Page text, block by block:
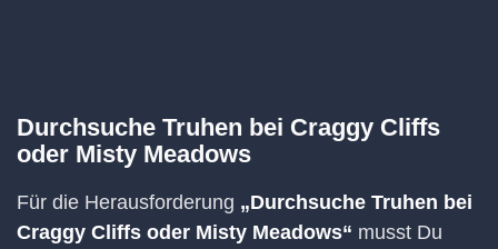
Durchsuche Truhen bei Craggy Cliffs
oder Misty Meadows
Für die Herausforderung „Durchsuche Truhen bei
Craggy Cliffs oder Misty Meadows“ musst Du